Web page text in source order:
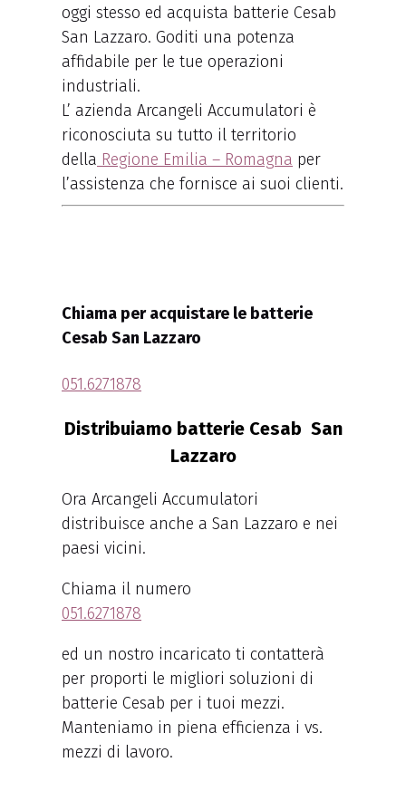
oggi stesso ed acquista batterie Cesab
San Lazzaro. Goditi una potenza
affidabile per le tue operazioni
industriali.
L’ azienda Arcangeli Accumulatori è
riconosciuta su tutto il territorio
della Regione Emilia – Romagna per
l’assistenza che fornisce ai suoi clienti.
Chiama per acquistare le batterie
Cesab San Lazzaro
051.6271878
Distribuiamo batterie Cesab San
Lazzaro
Ora Arcangeli Accumulatori
distribuisce anche a San Lazzaro e nei
paesi vicini.
Chiama il numero
051.6271878
ed un nostro incaricato ti contatterà
per proporti le migliori soluzioni di
batterie Cesab per i tuoi mezzi.
Manteniamo in piena efficienza i vs.
mezzi di lavoro.